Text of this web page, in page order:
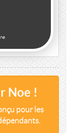
Noe !
pour les